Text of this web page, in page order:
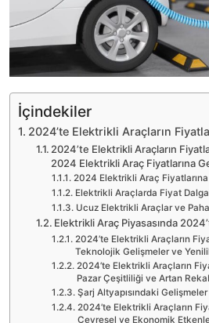
İçindekiler
2024’te Elektrikli Araçların
2024’te Elektrikli Araçların
2024 Elektrikli Araç Fiyatlarına
2024 Elektrikli Araç
Elektrikli Araçlarda Fiyat
Ucuz Elektrikli Araçlar ve
Elektrikli Araç Piyasasında
2024’te Elektrikli Araçların
Teknolojik Gelişmeler ve
2024’te Elektrikli Araçların
Pazar Çeşitliliği ve Artan
Şarj Altyapısındaki Gelişmeler
2024’te Elektrikli Araçların
Çevresel ve Ekonomik